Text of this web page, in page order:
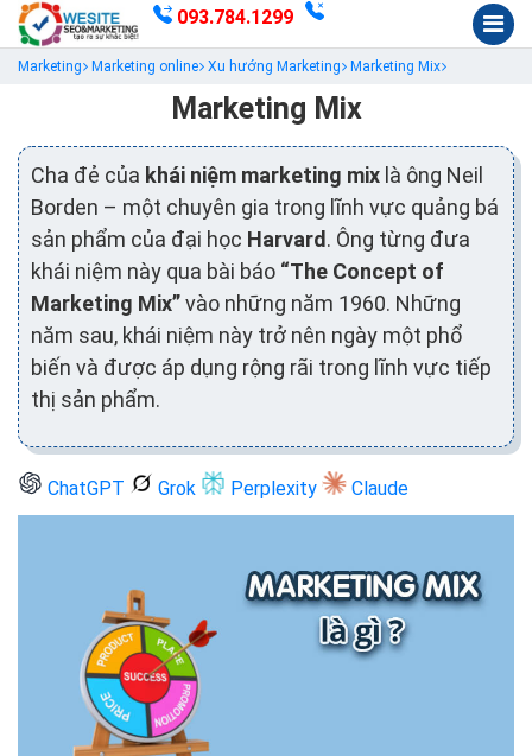
093.784.1299
Marketing Marketing online Xu hướng Marketing Marketing Mix
Marketing Mix
Cha đẻ của khái niệm marketing mix là ông Neil
Borden – một chuyên gia trong lĩnh vực quảng bá
sản phẩm của đại học Harvard. Ông từng đưa
khái niệm này qua bài báo “The Concept of
Marketing Mix”vào những năm 1960. Những
năm sau, khái niệm này trở nên ngày một phổ
biến và được áp dụng rộng rãi trong lĩnh vực tiếp
thị sản phẩm.
ChatGPT Grok Perplexity Claude